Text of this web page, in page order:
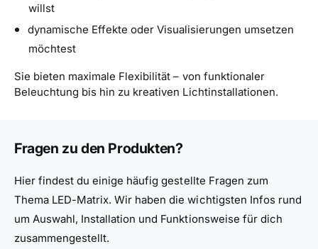
willst
dynamische Effekte oder Visualisierungen umsetzen
möchtest
Sie bieten maximale Flexibilität – von funktionaler
Beleuchtung bis hin zu kreativen Lichtinstallationen.
Fragen zu den Produkten?
Hier findest du einige häufig gestellte Fragen zum
Thema LED-Matrix. Wir haben die wichtigsten Infos rund
um Auswahl, Installation und Funktionsweise für dich
zusammengestellt.